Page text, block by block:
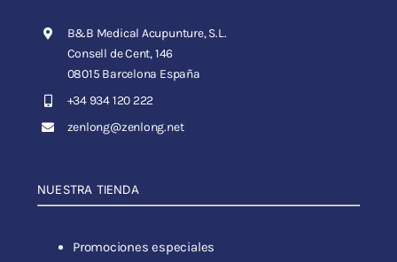
B&B Medical Acupunture, S.L.
Consell de Cent, 146
08015 Barcelona España
+34 934 120 222
zenlong@zenlong.net
NUESTRA TIENDA
Promociones especiales